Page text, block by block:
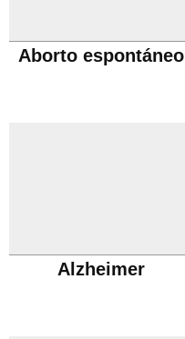
Aborto espontáneo
Alzheimer